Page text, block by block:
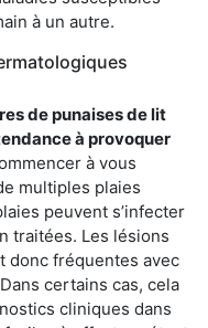
à un autre.
de punaises de lit
à provoquer
à vous
multiples plaies
peuvent s’infecter
traitées. Les lésions
donc fréquentes avec
certains cas, cela
cliniques dans